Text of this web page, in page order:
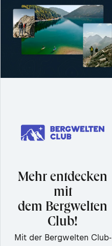
Mehr entdecken
mit
dem Bergwelten
Club!
Mit der Bergwelten Club-